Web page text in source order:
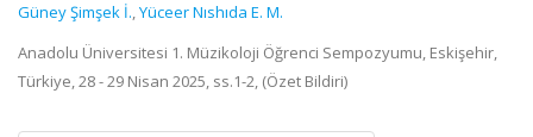
Güney Şimşek İ.,Yüceer Nıshıda E. M.
Anadolu Üniversitesi 1. Müzikoloji Öğrenci Sempozyumu, Eskişehir,
Türkiye, 28 - 29 Nisan 2025, ss.1-2, (Özet Bildiri)